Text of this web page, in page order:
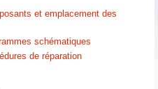
et emplacement des
schématiques
de réparation